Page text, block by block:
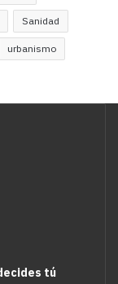
Sanidad
urbanismo
tú